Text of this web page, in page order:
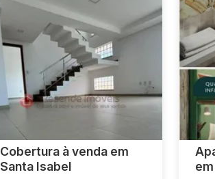
Cobertura à venda em
Santa Isabel